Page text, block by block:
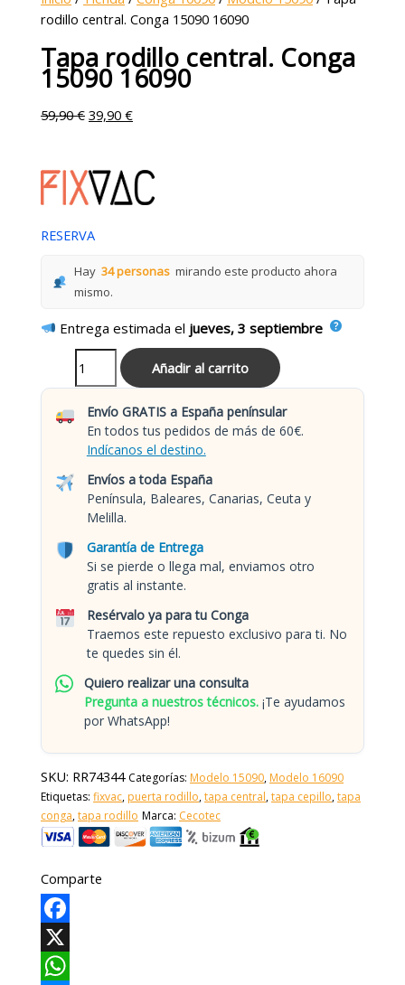
rodillo central. Conga 15090 16090
Tapa rodillo central. Conga
15090 16090
59,90€ 39,90€
RESERVA
Hay 34 personas mirando este producto ahora
mismo.
Entrega estimada el jueves, 3 septiembre
Añadir al carrito
Envío GRATIS a España penínsular
En todos tus pedidos de más de 60€.
Indícanos el destino.
Envíos a toda España
Península, Baleares, Canarias, Ceuta y
Melilla.
Garantía de Entrega
Si se pierde o llega mal, enviamos otro
gratis al instante.
Resérvalo ya para tu Conga
Traemos este repuesto exclusivo para ti. No
te quedes sin él.
Quiero realizar una consulta
Pregunta a nuestros técnicos. ¡Te ayudamos
por WhatsApp!
SKU: RR74344 Categorías: Modelo 15090, Modelo 16090
Etiquetas:fixvac, puerta rodillo,tapa central,tapa cepillo,tapa
conga,tapa rodillo Marca: Cecotec
Comparte
Facebook
X